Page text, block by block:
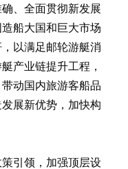
、全面贯彻新发展
船大国和巨大市场
以满足邮轮游艇消
产业链提升工程，
动国内旅游客船品
展新优势，加快构
引领，加强顶层设